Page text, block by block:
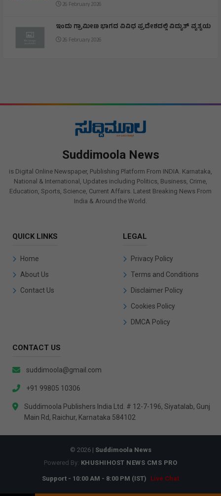
26 February 2026
ಇಂದು ಗ್ರಾಮೀಣ ಭಾಗದ ವಿವಿಧ ಪ್ರದೇಶದಲ್ಲಿ ವಿದ್ಯುತ್ ವ್ಯತ್ಯಯ
26 February 2026
Suddimoola News
is Digital Online Newspaper, Publishing Platform From INDIA. Karnataka,
National & International, Updates including Politics, Business, Crime,
Education, Sports, Science, Current Affairs. Latest Breaking News From
India & Around the World.
QUICK LINKS
Home
About Us
Contact Us
LEGAL
Privacy Policy
Terms and Conditions
Disclaimer Policy
Cookies Policy
DMCA Policy
CONTACT US
suddimoola@gmail.com
+91 99805 10306
Suddimoola Publishers India Ltd. # 12-7-196, Siyatalab, Gunj
Main Rd, Raichur, Karnataka 584102
© 2026 | Suddimoola News
Powered By: KHUSHIHOST NEWS CMS PRO
Support - 10:00 AM - 8:00 PM (IST) Live Chat